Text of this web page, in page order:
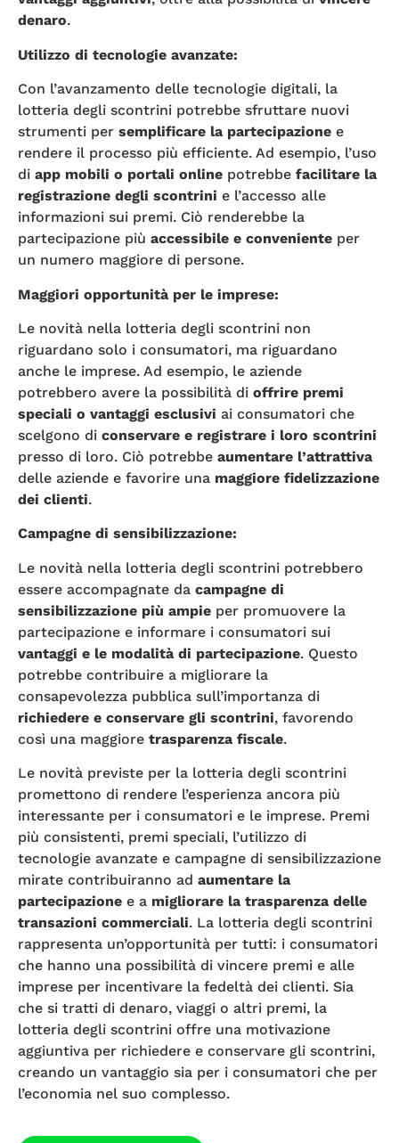
denaro.
Utilizzo di tecnologie avanzate:
Con l’avanzamento delle tecnologie digitali, la
lotteria degli scontrini potrebbe sfruttare nuovi
strumenti per semplificare la partecipazione e
rendere il processo più efficiente. Ad esempio, l’uso
di app mobili o portali online potrebbe facilitare la
registrazione degli scontrini e l’accesso alle
informazioni sui premi. Ciò renderebbe la
partecipazione più accessibile e conveniente per
un numero maggiore di persone.
Maggiori opportunità per le imprese:
Le novità nella lotteria degli scontrini non
riguardano solo i consumatori, ma riguardano
anche le imprese. Ad esempio, le aziende
potrebbero avere la possibilità di offrire premi
speciali o vantaggi esclusivi ai consumatori che
scelgono di conservare e registrare i loro scontrini
presso di loro. Ciò potrebbe aumentare l’attrattiva
delle aziende e favorire una maggiore fidelizzazione
dei clienti.
Campagne di sensibilizzazione:
Le novità nella lotteria degli scontrini potrebbero
essere accompagnate da campagne di
sensibilizzazione più ampie per promuovere la
partecipazione e informare i consumatori sui
vantaggi e le modalità di partecipazione. Questo
potrebbe contribuire a migliorare la
consapevolezza pubblica sull’importanza di
richiedere e conservare gli scontrini, favorendo
così una maggiore trasparenza fiscale.
Le novità previste per la lotteria degli scontrini
promettono di rendere l’esperienza ancora più
interessante per i consumatori e le imprese. Premi
più consistenti, premi speciali, l’utilizzo di
tecnologie avanzate e campagne di sensibilizzazione
mirate contribuiranno ad aumentare la
partecipazione e a migliorare la trasparenza delle
transazioni commerciali. La lotteria degli scontrini
rappresenta un’opportunità per tutti: i consumatori
che hanno una possibilità di vincere premi e alle
imprese per incentivare la fedeltà dei clienti. Sia
che si tratti di denaro, viaggi o altri premi, la
lotteria degli scontrini offre una motivazione
aggiuntiva per richiedere e conservare gli scontrini,
creando un vantaggio sia per i consumatori che per
l’economia nel suo complesso.